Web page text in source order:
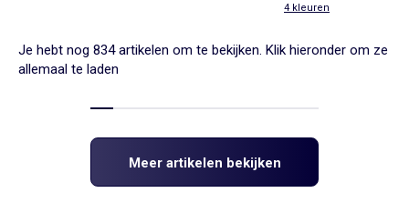
4 kleuren
Je hebt nog 834 artikelen om te bekijken. Klik hieronder om ze
allemaal te laden
Meer artikelen bekijken